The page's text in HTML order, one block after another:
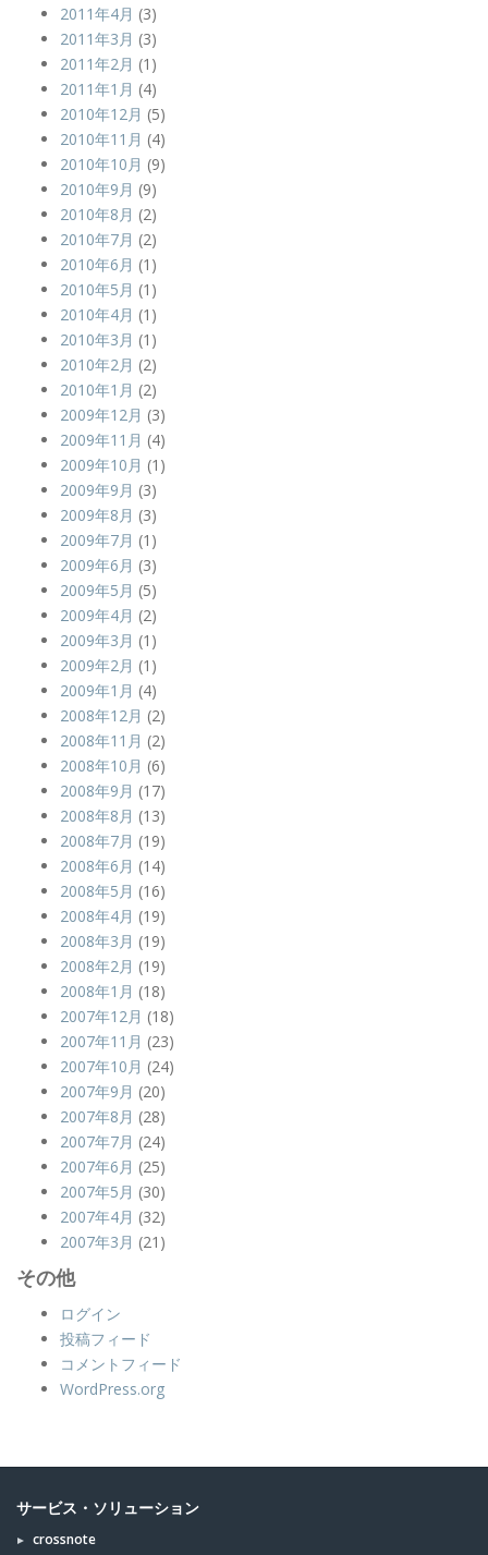
2011年4月 (3)
2011年3月 (3)
2011年2月 (1)
2011年1月 (4)
2010年12月 (5)
2010年11月 (4)
2010年10月 (9)
2010年9月 (9)
2010年8月 (2)
2010年7月 (2)
2010年6月 (1)
2010年5月 (1)
2010年4月 (1)
2010年3月 (1)
2010年2月 (2)
2010年1月 (2)
2009年12月 (3)
2009年11月 (4)
2009年10月 (1)
2009年9月 (3)
2009年8月 (3)
2009年7月 (1)
2009年6月 (3)
2009年5月 (5)
2009年4月 (2)
2009年3月 (1)
2009年2月 (1)
2009年1月 (4)
2008年12月 (2)
2008年11月 (2)
2008年10月 (6)
2008年9月 (17)
2008年8月 (13)
2008年7月 (19)
2008年6月 (14)
2008年5月 (16)
2008年4月 (19)
2008年3月 (19)
2008年2月 (19)
2008年1月 (18)
2007年12月 (18)
2007年11月 (23)
2007年10月 (24)
2007年9月 (20)
2007年8月 (28)
2007年7月 (24)
2007年6月 (25)
2007年5月 (30)
2007年4月 (32)
2007年3月 (21)
その他
ログイン
投稿フィード
コメントフィード
WordPress.org
サービス・ソリューション
crossnote